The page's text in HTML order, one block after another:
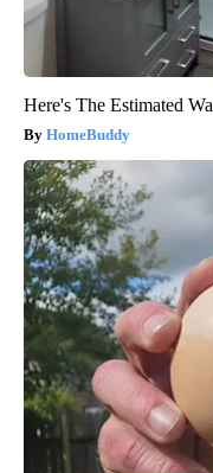
Here's The Estimated
HomeBuddy